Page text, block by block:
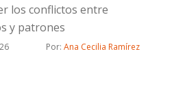
los conflictos entre
y patrones
Por: Ana Cecilia Ramírez